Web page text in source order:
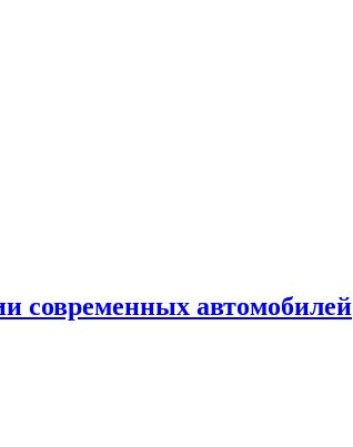
современных автомобилей